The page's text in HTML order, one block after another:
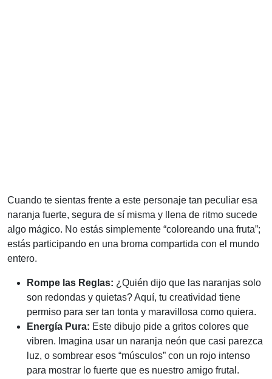
Cuando te sientas frente a este personaje tan peculiar esa
naranja fuerte, segura de sí misma y llena de ritmo sucede
algo mágico. No estás simplemente “coloreando una fruta”;
estás participando en una broma compartida con el mundo
entero.
Rompe las Reglas: ¿Quién dijo que las naranjas solo
son redondas y quietas? Aquí, tu creatividad tiene
permiso para ser tan tonta y maravillosa como quiera.
Energía Pura: Este dibujo pide a gritos colores que
vibren. Imagina usar un naranja neón que casi parezca
luz, o sombrear esos “músculos” con un rojo intenso
para mostrar lo fuerte que es nuestro amigo frutal.